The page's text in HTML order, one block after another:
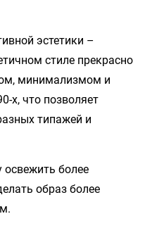
эстетики –
стиле прекрасно
минимализмом и
х, что позволяет
типажей и
освежить более
образ более